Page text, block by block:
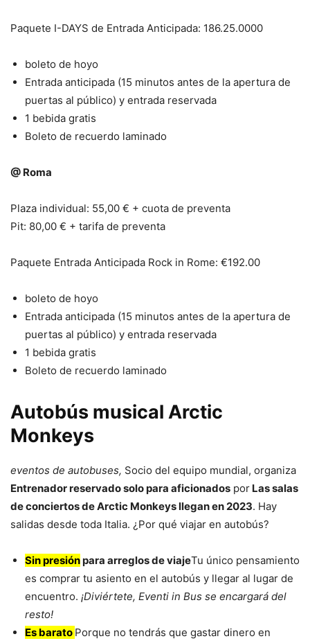
Paquete I-DAYS de Entrada Anticipada: 186.25.0000
boleto de hoyo
Entrada anticipada (15 minutos antes de la apertura de
puertas al público) y entrada reservada
1 bebida gratis
Boleto de recuerdo laminado
@ Roma
Plaza individual: 55,00 € + cuota de preventa
Pit: 80,00 € + tarifa de preventa
Paquete Entrada Anticipada Rock in Rome: €192.00
boleto de hoyo
Entrada anticipada (15 minutos antes de la apertura de
puertas al público) y entrada reservada
1 bebida gratis
Boleto de recuerdo laminado
Autobús musical Arctic
Monkeys
eventos de autobuses, Socio del equipo mundial, organiza
Entrenador reservado solo para aficionados por Las salas
de conciertos de Arctic Monkeys llegan en 2023. Hay
salidas desde toda Italia. ¿Por qué viajar en autobús?
Sin presiónpara arreglos de viajeTu único pensamiento
es comprar tu asiento en el autobús y llegar al lugar de
encuentro. ¡Diviértete, Eventi in Bus se encargará del
resto!
Es barato Porque no tendrás que gastar dinero en